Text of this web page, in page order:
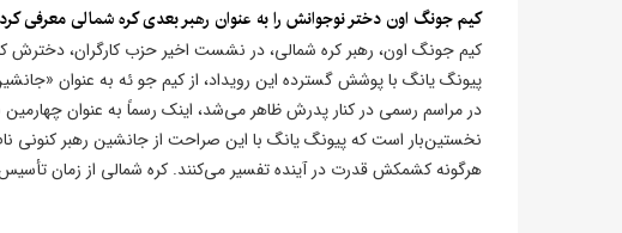
کیم جونگ اون دختر نوجوانش را به عنوان رهبر بعدی کره شمالی معرفی
کیم جونگ اون، رهبر کره شمالی، در نشست اخیر حزب کارگران، دخترش
در مراسم رسمی در کنار پدرش ظاهر می‌شد، اینک رسماً به عنوان
نخستین‌بار است که پیونگ یانگ با این صراحت از جانشین رهبر کنونی
هرگونه کشمکش قدرت در آینده تفسیر می‌کنند. کره شمالی از زمان تأسیس در ۱۹۴۸، تنها سه رهبر از یک خاندان را تجربه